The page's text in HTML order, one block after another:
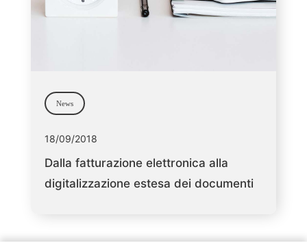
News
18/09/2018
Dalla fatturazione elettronica alla
digitalizzazione estesa dei documenti